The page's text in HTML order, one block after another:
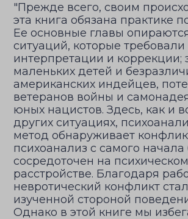
"Прежде всего, своим
эта книга обязана практике
Ее основные главы
ситуаций, которые требовали
интерпретации и коррекции;
маленьких детей и
американских индейцев,
ветеранов войны и
юных нацистов. Здесь, как и
других ситуациях,
метод обнаруживает
психоанализ с самого начала
сосредоточен на психическом
расстройстве. Благодаря
невротический конфликт
изученной стороной
Однако в этой книге мы